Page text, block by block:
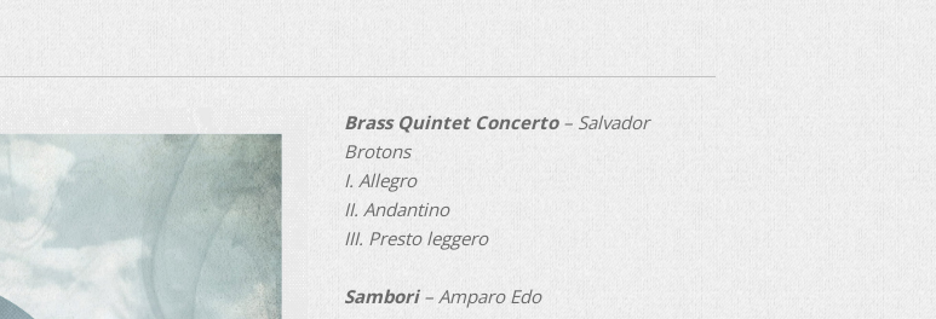
Brass Quintet Concerto– Salvador
Brotons
I. Allegro
II. Andantino
III. Presto leggero
Sambori– Amparo Edo